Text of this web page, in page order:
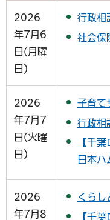
2026
年7月6
日(月曜
日)
行政相
社会保
2026
年7月7
日(火曜
日)
子育て
行政相
【千
日本ハ
2026
年7月8
くらし
【千